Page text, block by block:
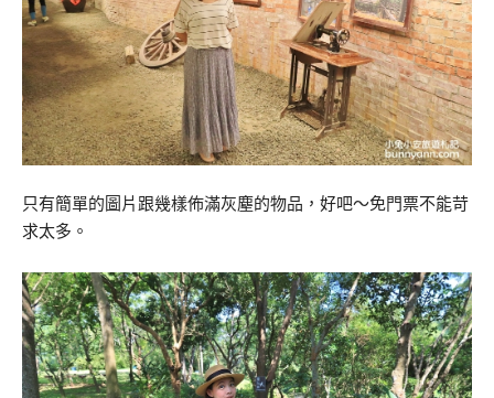
只有簡單的圖片跟幾樣佈滿灰塵的物品，好吧～免門票不能苛
求太多。